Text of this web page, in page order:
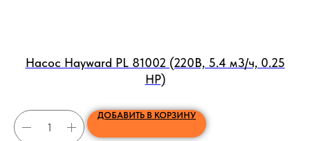
Насос Hayward PL 81002 (220В, 5.4 м3/ч, 0.25
HP)
ДОБАВИТЬ В КОРЗИНУ